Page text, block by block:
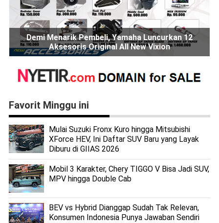
Demi Menarik Pembeli, Yamaha Luncurkan 12
Aksesoris Original All New Vixion
Favorit Minggu ini
Mulai Suzuki Fronx Kuro hingga Mitsubishi
XForce HEV, Ini Daftar SUV Baru yang Layak
Diburu di GIIAS 2026
Mobil 3 Karakter, Chery TIGGO V Bisa Jadi SUV,
MPV hingga Double Cab
BEV vs Hybrid Dianggap Sudah Tak Relevan,
Konsumen Indonesia Punya Jawaban Sendiri